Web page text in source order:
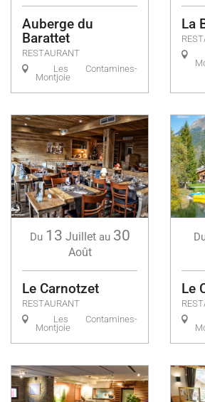
Auberge du
Barattet
RESTAURANT
Les Contamines-
Montjoie
La
Du 13 Juillet au 30
Août
Le Carnotzet
RESTAURANT
Les Contamines-
Montjoie
Le